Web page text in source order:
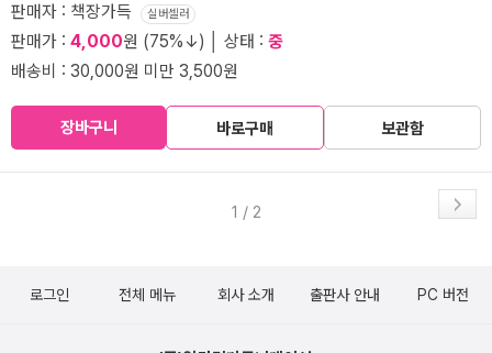
판매자 : 책장가득 실버셀러
판매가 : 4,000원 (75%↓) │ 상태 : 중
배송비 : 30,000원 미만 3,500원
장바구니 바로구매 보관함
1 / 2
로그인 전체 메뉴 회사 소개 출판사 안내 PC 버전